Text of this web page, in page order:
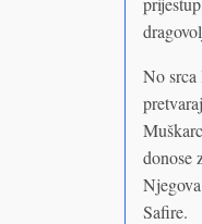
No srca
donose
Safire.